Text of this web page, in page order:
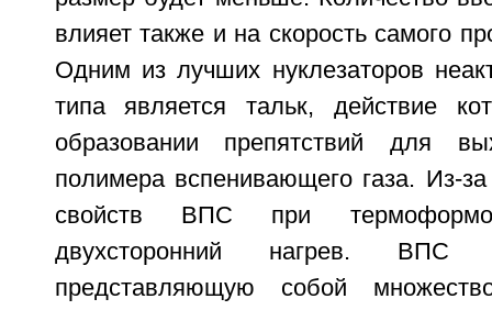
влияет также и на скорость самого
Одним из лучших нуклезаторов
типа является тальк, действие
образовании препятствий для
полимера вспенивающего газа. Из-
свойств ВПС при
двухсторонний нагрев. ВПС
представляющую собой